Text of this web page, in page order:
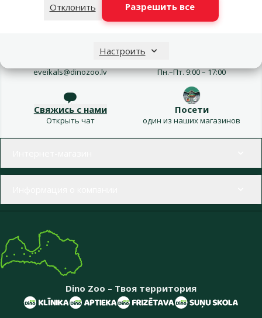
Отклонить
Разрешить все
Настроить
eveikals@dinozoo.lv Пн.–Пт. 9:00 – 17:00
Свяжись с нами
Открыть чат
Посети
один из наших магазинов
Dino Zoo – Твоя территория